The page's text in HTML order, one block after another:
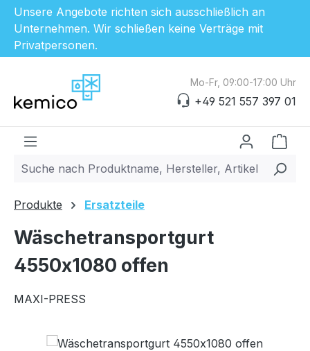
Unsere Angebote richten sich ausschließlich an
Unternehmen. Wir schließen keine Verträge mit
Privatpersonen.
Zum Hauptinhalt springen
Mo-Fr, 09:00-17:00 Uhr
+49 521 557 397 01
Produkte Ersatzteile
Wäschetransportgurt
4550x1080 offen
MAXI-PRESS
Bildergalerie überspringen